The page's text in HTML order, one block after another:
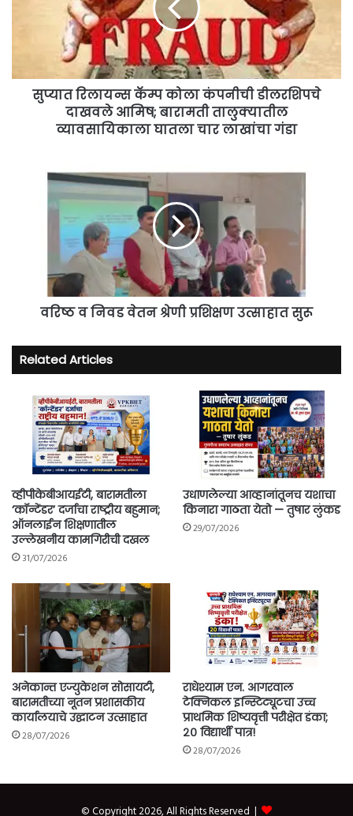
बारामती
तालुक्यातील
व्यावसायिकाला
सुप्यात रिलायन्स कॅम्प कोला कंपनीची डीलरशिपचे
दाखवले आमिष; बारामती तालुक्यातील
व्यावसायिकाला घातला चार लाखांचा गंडा
वरिष्ठ व निवड वेतन श्रेणी प्रशिक्षण उत्साहात सुरू
Related Articles
व्हीपीकेबीआयईटी, बारामतीला
‘कॉन्टेंडर’ दर्जाचा राष्ट्रीय बहुमान;
ऑनलाईन शिक्षणातील
उल्लेखनीय कामगिरीची दखल
31/07/2026
उधाणलेल्या आव्हानांतूनच यशाचा
किनारा गाठता येतो — तुषार लुंकड
29/07/2026
अनेकान्त एज्युकेशन सोसायटी,
बारामतीच्या नूतन प्रशासकीय
कार्यालयाचे उद्घाटन उत्साहात
28/07/2026
राधेश्याम एन. आगरवाल
टेक्निकल इन्स्टिट्यूटचा उच्च
प्राथमिक शिष्यवृत्ती परीक्षेत डंका;
२० विद्यार्थी पात्र!
28/07/2026
© Copyright 2026, All Rights Reserved |